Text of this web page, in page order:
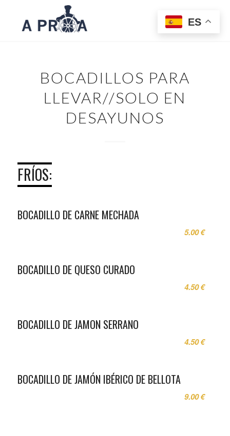
BOCADILLOS PARA
LLEVAR//SOLO EN
DESAYUNOS
FRÍOS:
BOCADILLO DE CARNE MECHADA
5.00 €
BOCADILLO DE QUESO CURADO
4.50 €
BOCADILLO DE JAMON SERRANO
4.50 €
BOCADILLO DE JAMÓN IBÉRICO DE BELLOTA
9.00 €
ES